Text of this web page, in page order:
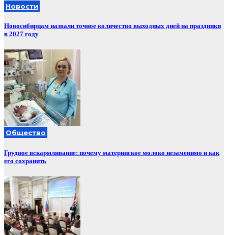
Новости
Новосибирцам назвали точное количество выходных дней на праздники
в 2027 году
Общество
Грудное вскармливание: почему материнское молоко незаменимо и как
его сохранить